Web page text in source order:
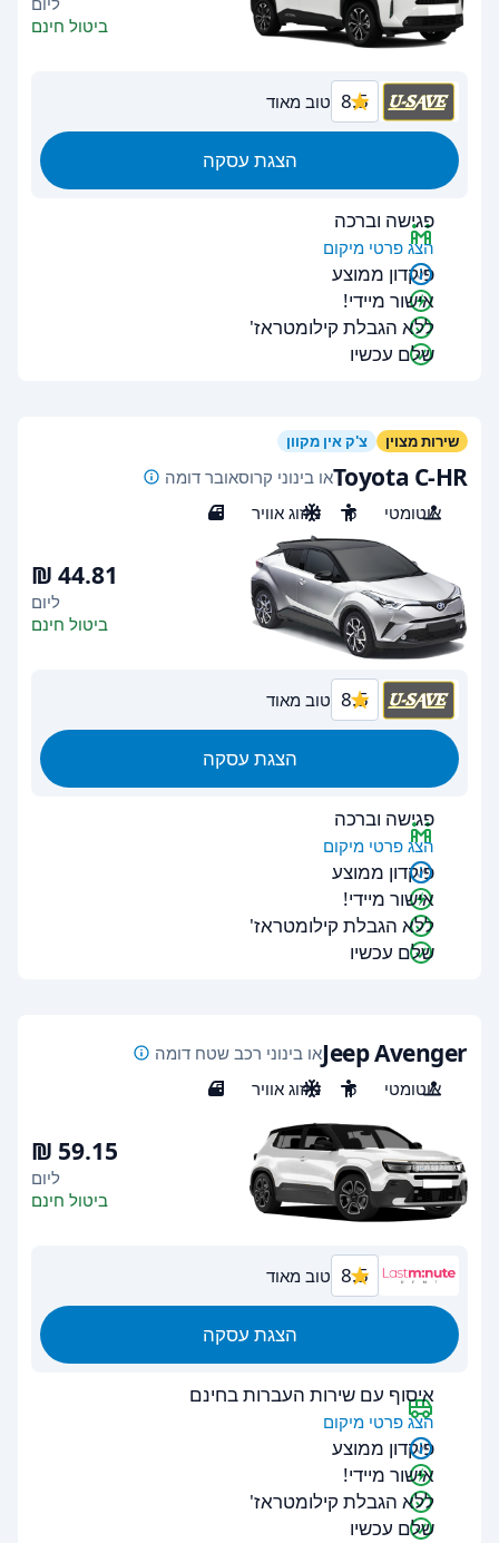
ביטול חינם
8.5 טוב מאוד
הצגת עסקה
פגישה וברכה
הצג פרטי מיקום
פיקדון ממוצע
אישור מיידי!
ללא הגבלת קילומטראז'
שלם עכשיו
שירות מצוין צ'ק אין מקוון
Toyota C-HRאו בינוני קרוסאובר דומה
אוטומטי
5 מיזוג אוויר 5
ליום
ביטול חינם
8.5 טוב מאוד
הצגת עסקה
פגישה וברכה
הצג פרטי מיקום
פיקדון ממוצע
אישור מיידי!
ללא הגבלת קילומטראז'
שלם עכשיו
Jeep Avengerאו בינוני רכב שטח דומה
אוטומטי
5 מיזוג אוויר 5
ליום
ביטול חינם
8.5 טוב מאוד
הצגת עסקה
איסוף עם שירות העברות בחינם
הצג פרטי מיקום
פיקדון ממוצע
אישור מיידי!
ללא הגבלת קילומטראז'
שלם עכשיו